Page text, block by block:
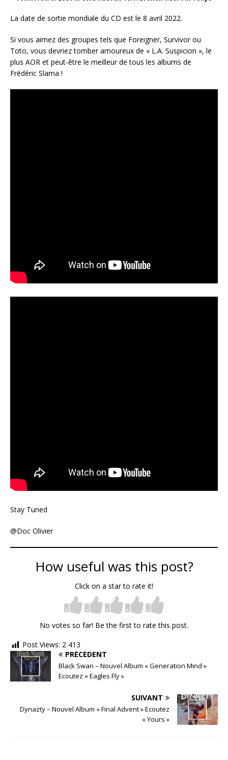
La date de sortie mondiale du CD est le 8 avril 2022.
Si vous aimez des groupes tels que Foreigner, Survivor ou
Toto, vous devriez tomber amoureux de « L.A. Suspicion », le
plus AOR et peut-être le meilleur de tous les albums de
Frédéric Slama !
Stay Tuned
@Doc Olivier
How useful was this post?
Click on a star to rate it!
No votes so far! Be the first to rate this post.
Post Views: 2 413
PRÉCÉDENT
Black Swan – Nouvel Album « Generation Mind »
Ecoutez « Eagles Fly »
SUIVANT
Dynazty – Nouvel Album « Final Advent » Ecoutez
« Yours »